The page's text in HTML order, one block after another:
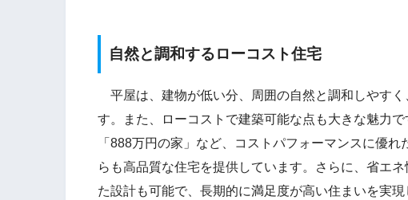
自然と調和するローコスト住宅
平屋は、建物が低い分、周囲の自然と調和しやす
す。また、ローコストで建築可能な点も大きな魅力
「888万円の家」など、コストパフォーマンスに優
らも高品質な住宅を提供しています。さらに、省エ
た設計も可能で、長期的に満足度が高い住まいを実現